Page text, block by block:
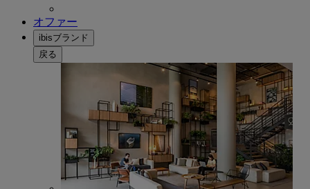
オファー
ibisブランド
戻る